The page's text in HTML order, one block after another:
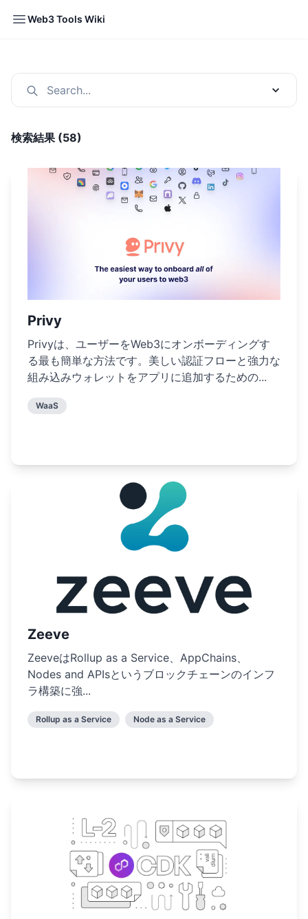
Open sidebar
Web3 Tools Wiki
Search...
検索結果 (58)
Privy
Privyは、ユーザーをWeb3にオンボーディングす
る最も簡単な方法です。美しい認証フローと強力な
組み込みウォレットをアプリに追加するための...
WaaS
Zeeve
ZeeveはRollup as a Service、AppChains、
Nodes and APIsというブロックチェーンのインフ
ラ構築に強...
Rollup as a Service Node as a Service